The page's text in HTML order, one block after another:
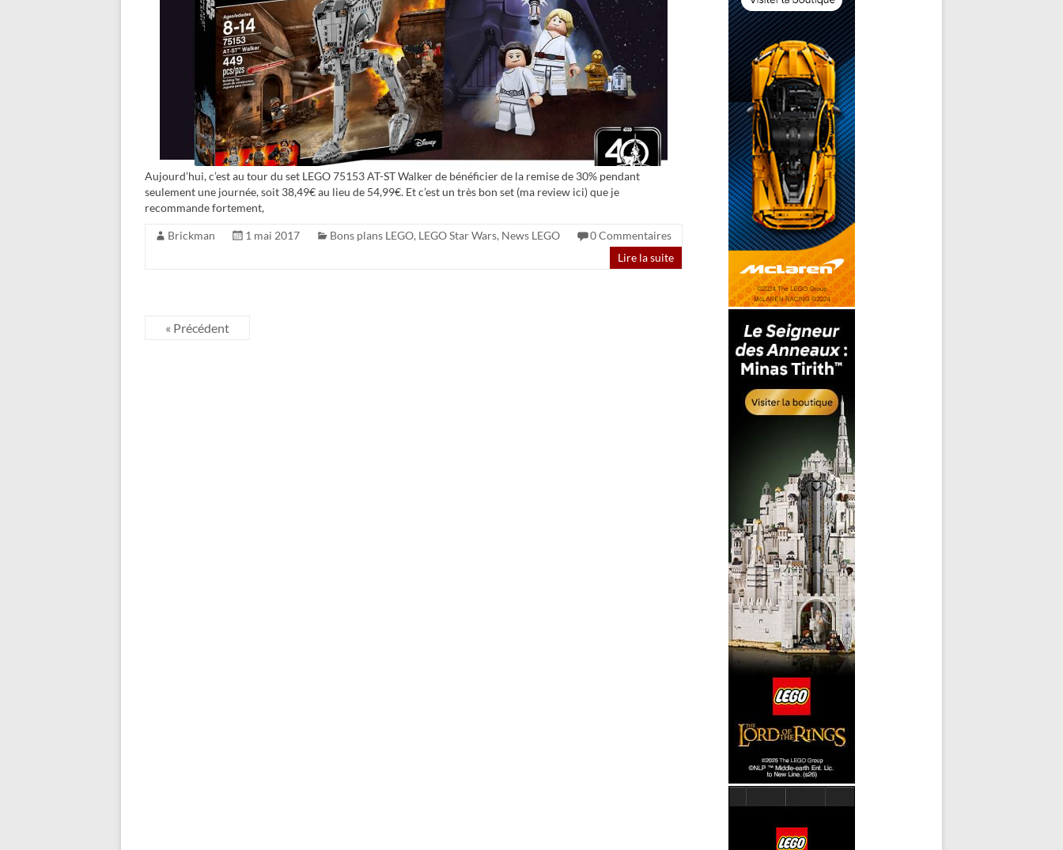
Aujourd’hui, c’est au tour du set LEGO 75153 AT-ST Walker de bénéficier de la remise de 30% pendant
seulement une journée, soit 38,49€ au lieu de 54,99€. Et c’est un très bon set (ma review ici) que je
recommande fortement,
Brickman 1 mai 2017 Bons plans LEGO, LEGO Star Wars, News LEGO
0 Commentaires
Lire la suite
« Précédent